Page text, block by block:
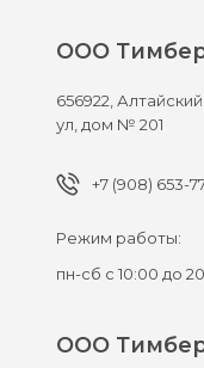
ООО
656922,
ул, дом № 201
+7 (908) 653-
Режим работы:
пн-сб с 10:00 до
ООО